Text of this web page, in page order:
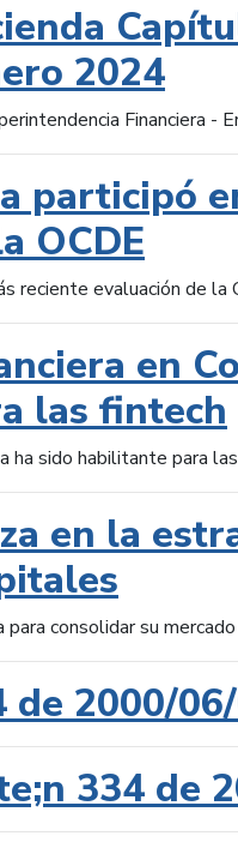
2024
Financiera -
participó
OCDE
reciente evaluación de la
en
las fintech
ha sido habilitante para
en la
consolidar su
de 2000/
334 de